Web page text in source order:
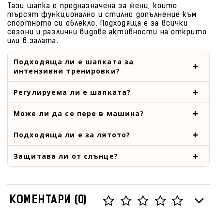
Тази шапка е предназначена за жени, които
търсят функционално и стилно допълнение към
спортното си облекло. Подходяща е за всички
сезони и различни видове активности на открито
или в залата.
Подходяща ли е шапката за
интензивни тренировки?
Регулируема ли е шапката?
Може ли да се пере в машина?
Подходяща ли е за лятото?
Защитава ли от слънце?
КОМЕНТАРИ (0)